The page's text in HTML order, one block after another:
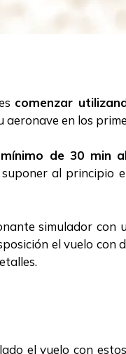
comenzar
en los
de 30 min
al principio
simulador con
el vuelo con
el vuelo con